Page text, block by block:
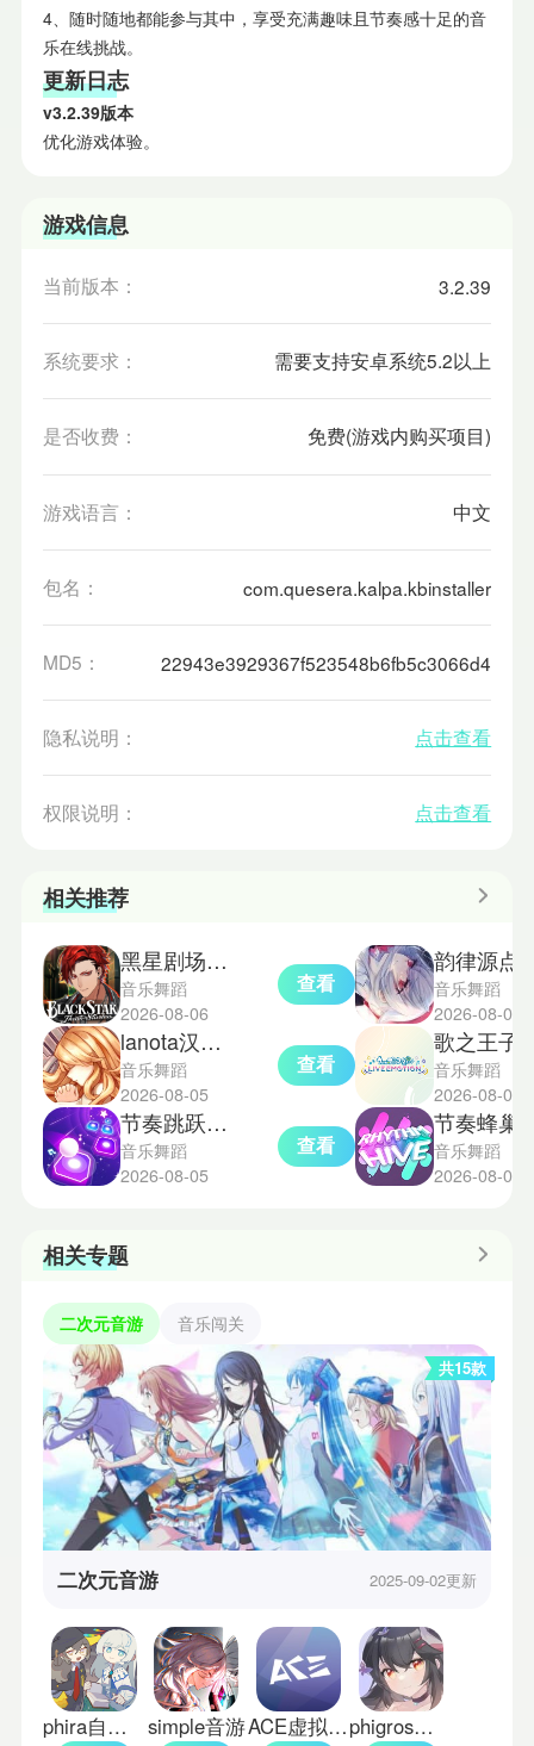
4、随时随地都能参与其中，享受充满趣味且节奏感十足的音
乐在线挑战。
更新日志
v3.2.39版本
优化游戏体验。
游戏信息
当前版本： 3.2.39
系统要求： 需要支持安卓系统5.2以上
是否收费： 免费(游戏内购买项目)
游戏语言： 中文
包名： com.quesera.kalpa.kbinstaller
MD5： 22943e3929367f523548b6fb5c3066d4
隐私说明： 点击查看
权限说明： 点击查看
相关推荐
黑星剧场繁中版
音乐舞蹈
2026-08-06
查看
lanota汉化版
音乐舞蹈
2026-08-05
查看
节奏跳跃中文版
音乐舞蹈
2026-08-05
查看
音乐舞蹈
2026-08-05
音乐舞蹈
2026-08-04
音乐舞蹈
2026-08-04
相关专题
二次元音游 音乐闯关
共15款
二次元音游 2025-09-02更新
phira自制谱 simple音游 ACE虚拟歌姬国际版 phigros完整版